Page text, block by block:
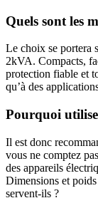
Quels sont les
Le choix se portera
2kVA. Compacts,
protection fiable et
qu’à des
Pourquoi
Il est donc
vous ne comptez
des appareils
Dimensions et
servent-ils ?